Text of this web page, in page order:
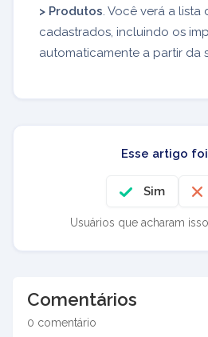
> Produtos . Você verá a
cadastrados, incluindo os
automaticamente a partir da
Esse artigo
Sim
Usuários que acharam
Comentários
0 comentário